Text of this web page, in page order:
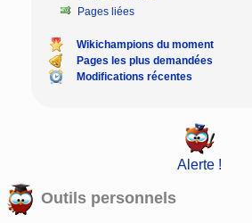
Pages liées
Wikichampions du moment
Pages les plus demandées
Modifications récentes
Alerte !
Outils personnels